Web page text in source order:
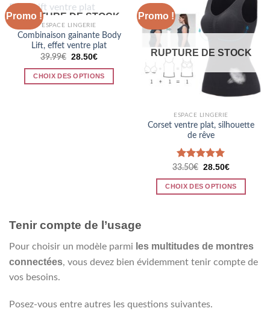
plusieurs
variations.
Les
options
peuvent
être
choisies
page
du
produit
Promo !
RUPTURE DE STOCK
ESPACE LINGERIE
Combinaison gainante Body
Lift, effet ventre plat
39.99€ Le
initial
était :
39.99€.
28.50€Le
actuel
est :
28.50€.
CHOIX DES OPTIONS
la
produit
Promo !
RUPTURE DE STOCK
ESPACE LINGERIE
Corset ventre plat, silhouette
de rêve
Note 5.00
sur 5
33.50€ Le
initial
était :
28.50€Le
actuel
est :
CHOIX DES OPTIONS
variations.
Les
être
Tenir compte de l’usage
Pour choisir un modèle parmi les multitudes de montres
connectées, vous devez bien évidemment tenir compte de
vos besoins.
Posez-vous entre autres les questions suivantes.